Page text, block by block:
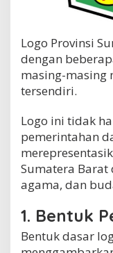
Logo Provinsi
dengan
masing-
tersendiri.
Logo ini tidak
pemerintahan
Sumatera
agama, dan
1. Bentuk
Bentuk dasar